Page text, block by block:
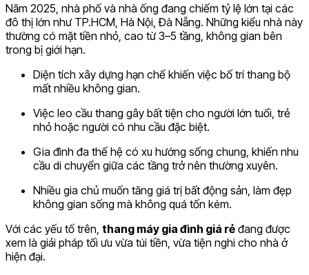
Năm 2025, nhà phố và nhà ống đang chiếm tỷ lệ lớn tại các
đô thị lớn như TP.HCM, Hà Nội, Đà Nẵng. Những kiểu nhà này
thường có mặt tiền nhỏ, cao từ 3–5 tầng, không gian bên
trong bị giới hạn.
Diện tích xây dựng hạn chế khiến việc bố trí thang bộ
mất nhiều không gian.
Việc leo cầu thang gây bất tiện cho người lớn tuổi, trẻ
nhỏ hoặc người có nhu cầu đặc biệt.
Gia đình đa thế hệ có xu hướng sống chung, khiến nhu
cầu di chuyển giữa các tầng trở nên thường xuyên.
Nhiều gia chủ muốn tăng giá trị bất động sản, làm đẹp
không gian sống mà không quá tốn kém.
Với các yếu tố trên, thang máy gia đình giá rẻ đang được
xem là giải pháp tối ưu vừa túi tiền, vừa tiện nghi cho nhà ở
hiện đại.